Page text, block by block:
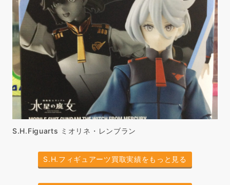
S.H.Figuarts ミオリネ・レンブラン
S.H.フィギュアーツ買取実績をもっと見る